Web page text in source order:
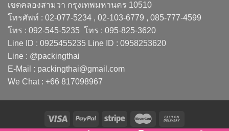
เขตคลองสามวา กรุงเทพมหานคร 10510
โทรศัพท์ : 02-077-5234 , 02-103-6779 , 085-777-4599
โทร : 092-545-5235 โทร : 095-825-3620
Line ID : 0925455235 Line ID : 0958253620
Line : @packingthai
E-Mail : packingthai@gmail.com
We Chat : +66 817098967